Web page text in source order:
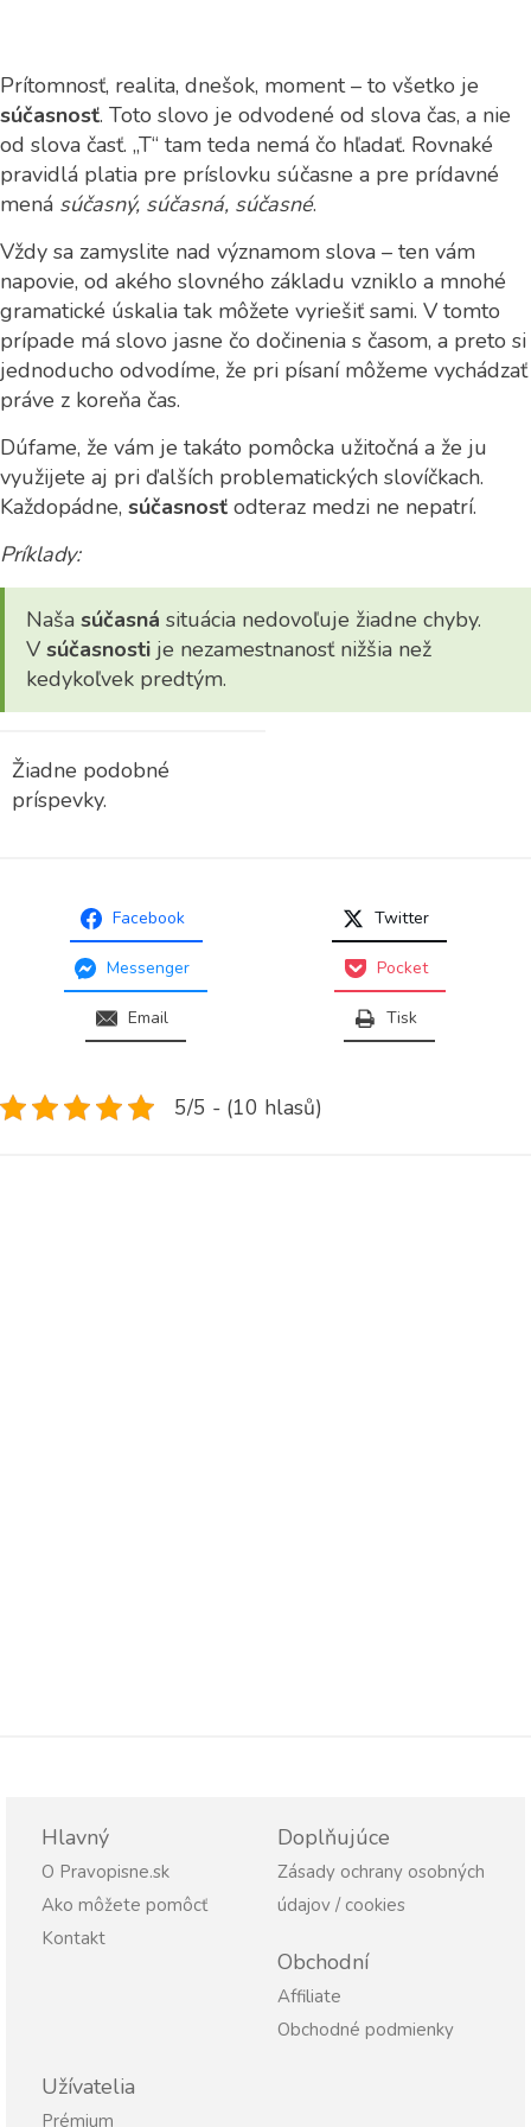
Prítomnosť, realita, dnešok, moment – to všetko je
súčasnosť. Toto slovo je odvodené od slova čas, a nie
od slova časť. „T“ tam teda nemá čo hľadať. Rovnaké
pravidlá platia pre príslovku súčasne a pre prídavné
mená súčasný, súčasná, súčasné.
Vždy sa zamyslite nad významom slova – ten vám
napovie, od akého slovného základu vzniklo a mnohé
gramatické úskalia tak môžete vyriešiť sami. V tomto
prípade má slovo jasne čo dočinenia s časom, a preto si
jednoducho odvodíme, že pri písaní môžeme vychádzať
práve z koreňa čas.
Dúfame, že vám je takáto pomôcka užitočná a že ju
využijete aj pri ďalších problematických slovíčkach.
Každopádne, súčasnosť odteraz medzi ne nepatrí.
Príklady:
Naša súčasná situácia nedovoľuje žiadne chyby.
V súčasnosti je nezamestnanosť nižšia než
kedykoľvek predtým.
Žiadne podobné
príspevky.
Facebook Twitter
Messenger Pocket
Email Tisk
5/5 - (10 hlasů)
Hlavný
O Pravopisne.sk
Ako môžete pomôcť
Kontakt
Doplňujúce
Zásady ochrany osobných
údajov / cookies
Obchodní
Affiliate
Obchodné podmienky
Užívatelia
Prémium